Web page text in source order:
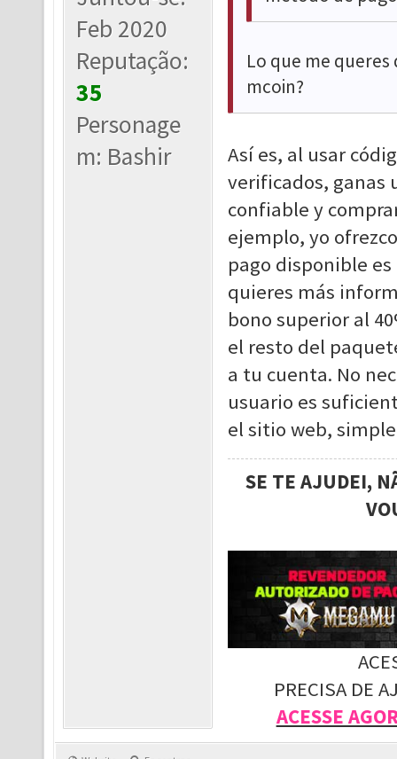
Feb 2020
Reputação:
35
Personage
m: Bashir
Lo que me queres
mcoin?
Así es, al usar
verificados, ganas
confiable y
ejemplo, yo
pago disponible es
quieres más
bono superior al
el resto del
a tu cuenta. No
usuario es
el sitio web,
SE TE AJUDEI,
PRECISA DE
ACESSE